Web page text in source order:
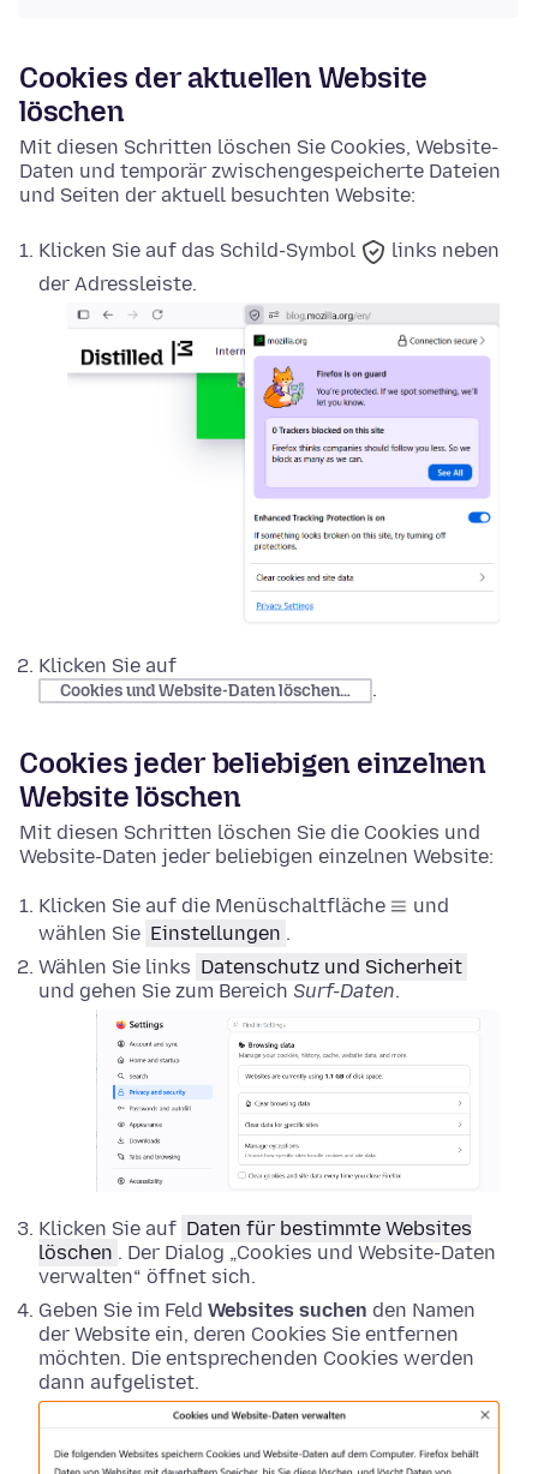
Cookies der aktuellen Website
löschen
Mit diesen Schritten löschen Sie Cookies, Website-
Daten und temporär zwischengespeicherte Dateien
und Seiten der aktuell besuchten Website:
Klicken Sie auf das Schild-Symbol
links neben
der Adressleiste.
Klicken Sie auf
Cookies und Website-Daten löschen… .
Cookies jeder beliebigen einzelnen
Website löschen
Mit diesen Schritten löschen Sie die Cookies und
Website-Daten jeder beliebigen einzelnen Website:
Klicken Sie auf die Menüschaltfläche
und
wählen Sie Einstellungen .
Wählen Sie links Datenschutz und Sicherheit
und gehen Sie zum Bereich Surf-Daten.
Klicken Sie auf Daten für bestimmte Websites
löschen . Der Dialog „Cookies und Website-Daten
verwalten“ öffnet sich.
Geben Sie im Feld Websites suchen den Namen
der Website ein, deren Cookies Sie entfernen
möchten. Die entsprechenden Cookies werden
dann aufgelistet.